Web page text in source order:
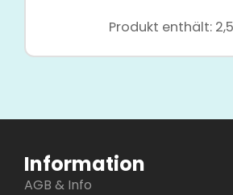
Produkt enthält: 2,5
Information
AGB & Info